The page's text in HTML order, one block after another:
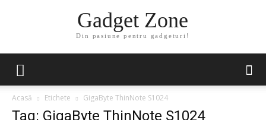
Gadget Zone
Din pasiune pentru gadgeturi!
Acasă Etichete GigaByte ThinNote S1024
Tag: GigaByte ThinNote S1024